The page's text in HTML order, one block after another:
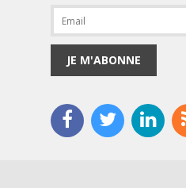
JE M'ABONNE